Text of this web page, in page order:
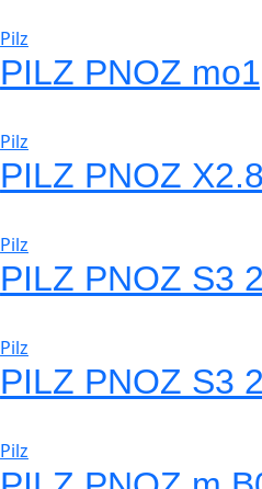
Pilz
PILZ PNOZ
Pilz
PILZ PNOZ
Pilz
PILZ PNOZ S3
Pilz
PILZ PNOZ S3
Pilz